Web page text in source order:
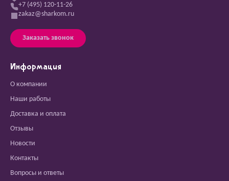
+7 (495) 120-11-26
zakaz@sharkom.ru
Заказать звонок
Информация
О компании
Наши работы
Доставка и оплата
Отзывы
Новости
Контакты
Вопросы и ответы